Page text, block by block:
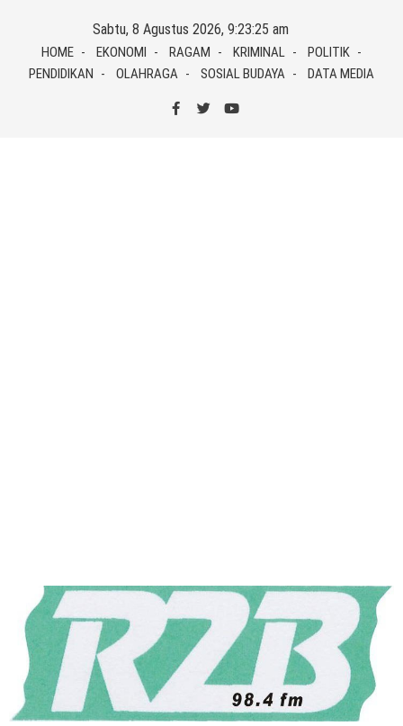
content
Sabtu, 8 Agustus 2026, 9:23:26 am
HOME EKONOMI RAGAM KRIMINAL
POLITIK
PENDIDIKAN
OLAHRAGA SOSIAL BUDAYA DATA MEDIA